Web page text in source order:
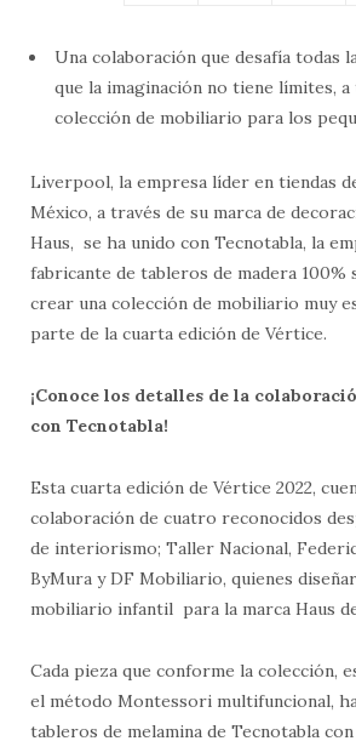
Una colaboración que desafía todas
que la imaginación no tiene límites, a
colección de mobiliario para los
Liverpool, la empresa líder en tiendas
México, a través de su marca de
Haus, se ha unido con Tecnotabla, la
fabricante de tableros de madera 100%
crear una colección de mobiliario muy
parte de la cuarta edición de Vértice.
¡Conoce los detalles de la
con Tecnotabla!
Esta cuarta edición de Vértice 2022,
colaboración de cuatro reconocidos
de interiorismo; Taller Nacional,
ByMura y DF Mobiliario, quienes
mobiliario infantil para la marca Haus
Cada pieza que conforme la colección,
el método Montessori multifuncional,
tableros de melamina de Tecnotabla